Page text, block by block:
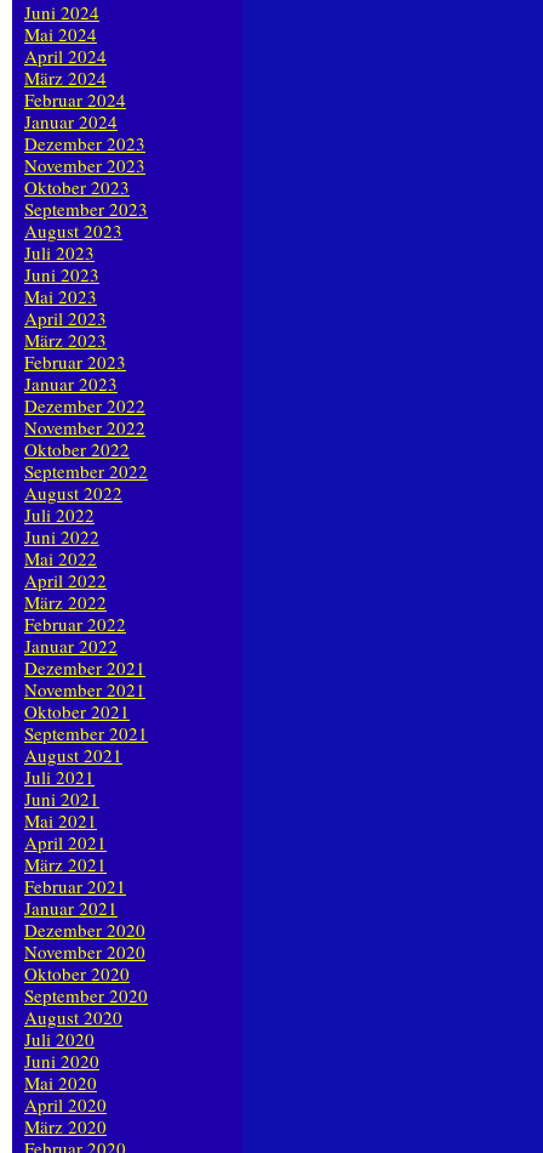
Juni 2024
Mai 2024
April 2024
März 2024
Februar 2024
Januar 2024
Dezember 2023
November 2023
Oktober 2023
September 2023
August 2023
Juli 2023
Juni 2023
Mai 2023
April 2023
März 2023
Februar 2023
Januar 2023
Dezember 2022
November 2022
Oktober 2022
September 2022
August 2022
Juli 2022
Juni 2022
Mai 2022
April 2022
März 2022
Februar 2022
Januar 2022
Dezember 2021
November 2021
Oktober 2021
September 2021
August 2021
Juli 2021
Juni 2021
Mai 2021
April 2021
März 2021
Februar 2021
Januar 2021
Dezember 2020
November 2020
Oktober 2020
September 2020
August 2020
Juli 2020
Juni 2020
Mai 2020
April 2020
März 2020
Februar 2020